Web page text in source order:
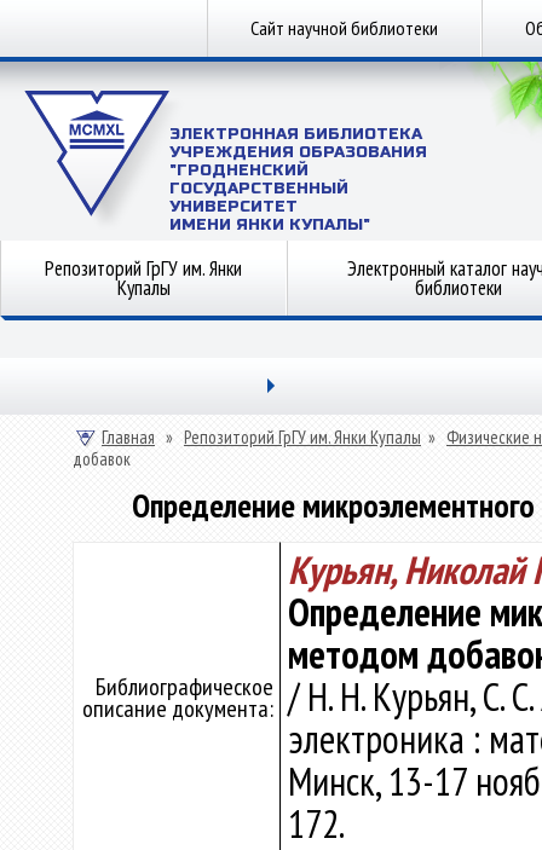
Сайт научной библиотеки
ЭЛЕКТРОННАЯ БИБЛИОТЕКА
УЧРЕЖДЕНИЯ ОБРАЗОВАНИЯ
"ГРОДНЕНСКИЙ
ГОСУДАРСТВЕННЫЙ
УНИВЕРСИТЕТ
ИМЕНИ ЯНКИ КУПАЛЫ"
Репозиторий ГрГУ им. Янки
Купалы
Электронный каталог
библиотеки
Главная » Репозиторий ГрГУ им. Янки Купалы » Физические
добавок
Определение
Библиографическое
описание документа:
Курьян, Николай
Определение
методом
/ Н. Н. Курьян, С.
электроника :
Минск, 13-17
172.